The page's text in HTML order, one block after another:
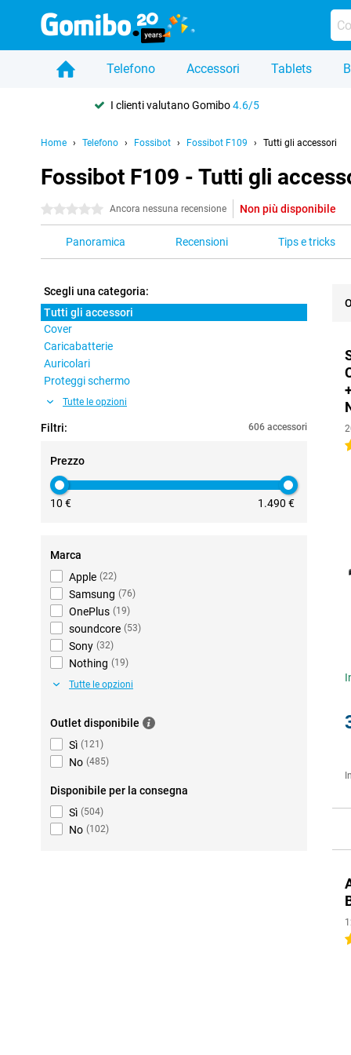
Telefono Accessori Tablets
I clienti valutano Gomibo4.6/5
Home Telefono Fossibot Fossibot F109 Tutti gli accessori
Fossibot F109 - Tutti gli
0 stelle Ancora nessuna recensione Non più disponibile
Panoramica Recensioni Tips e tricks
Scegli una categoria:
Tutti gli accessori
Cover
Caricabatterie
Auricolari
Proteggi schermo
Tutte le opzioni
Filtri: 606 accessori
Prezzo
10 € 1.490 €
Marca
Apple (22)
Samsung (76)
OnePlus (19)
soundcore (53)
Sony (32)
Nothing (19)
Tutte le opzioni
Outlet disponibile
Sì (121 )
No (485)
Disponibile per la consegna
Sì (504)
No (102)